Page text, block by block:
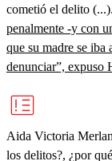
cometió el delito (...).
penalmente -y con
que su madre se iba
denunciar”, expuso
Aida Victoria
los delitos?, ¿por